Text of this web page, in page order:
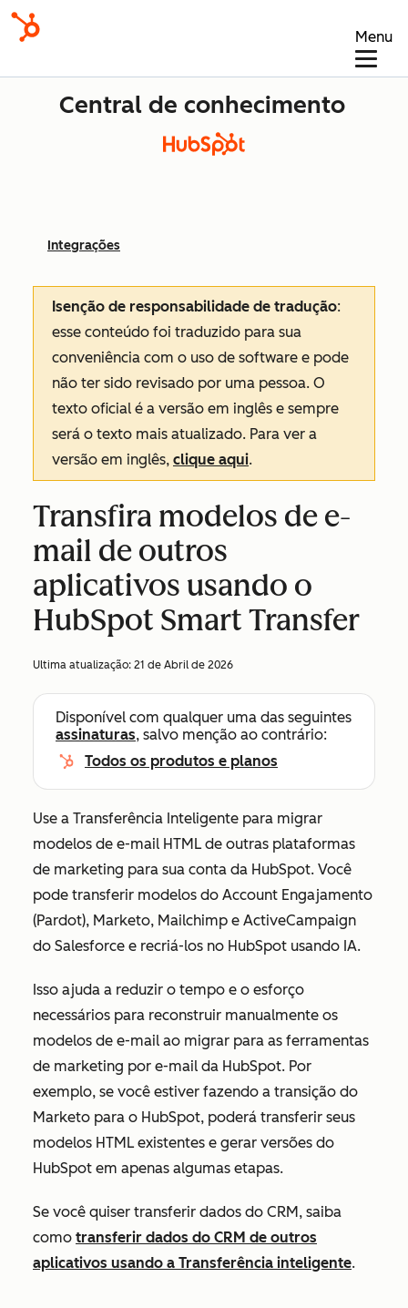
Menu
Central de conhecimento
Integrações
Isenção de responsabilidade de tradução:
esse conteúdo foi traduzido para sua
conveniência com o uso de software e pode
não ter sido revisado por uma pessoa. O
texto oficial é a versão em inglês e sempre
será o texto mais atualizado. Para ver a
versão em inglês, clique aqui.
Transfira modelos de e-
mail de outros
aplicativos usando o
HubSpot Smart Transfer
Ultima atualização: 21 de Abril de 2026
Disponível com qualquer uma das seguintes
assinaturas, salvo menção ao contrário:
Todos os produtos e planos
Use a Transferência Inteligente para migrar
modelos de e-mail HTML de outras plataformas
de marketing para sua conta da HubSpot. Você
pode transferir modelos do Account Engajamento
(Pardot), Marketo, Mailchimp e ActiveCampaign
do Salesforce e recriá-los no HubSpot usando IA.
Isso ajuda a reduzir o tempo e o esforço
necessários para reconstruir manualmente os
modelos de e-mail ao migrar para as ferramentas
de marketing por e-mail da HubSpot. Por
exemplo, se você estiver fazendo a transição do
Marketo para o HubSpot, poderá transferir seus
modelos HTML existentes e gerar versões do
HubSpot em apenas algumas etapas.
Se você quiser transferir dados do CRM, saiba
como transferir dados do CRM de outros
aplicativos usando a Transferência inteligente.